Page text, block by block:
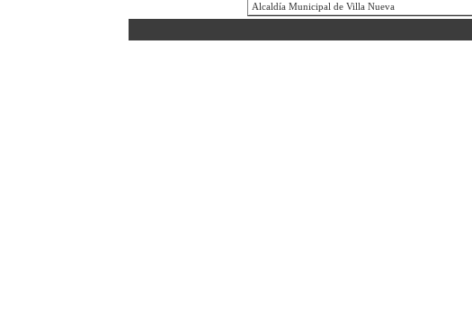
Alcaldía Municipal de Villa Nueva